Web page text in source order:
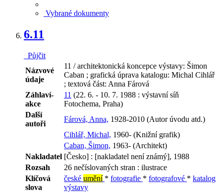
Vybrané dokumenty
6.11
Půjčit
Názvové
údaje
11 / architektonická koncepce výstavy: Šimon
Caban ; grafická úprava katalogu: Michal Cihlář
; textová část: Anna Fárová
Záhlaví-
akce
11 (22. 6. - 10. 7. 1988 : výstavní síň
Fotochema, Praha)
Další
autoři
Fárová, Anna, 1928-2010 (Autor úvodu atd.)
Cihlář, Michal, 1960- (Knižní grafik)
Caban, Šimon, 1963- (Architekt)
Nakladatel [Česko] : [nakladatel není známý], 1988
Rozsah
26 nečíslovaných stran : ilustrace
Klíčová
slova
české umění * fotografie * fotografové * katalog
výstavy